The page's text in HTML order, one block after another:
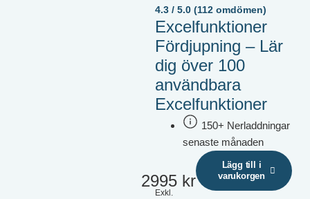
4.3 / 5.0 (112 omdömen)
Excelfunktioner
Fördjupning – Lär
dig över 100
användbara
Excelfunktioner
150+ Nerladdningar
senaste månaden
2995 kr
Exkl.
Lägg till i
varukorgen